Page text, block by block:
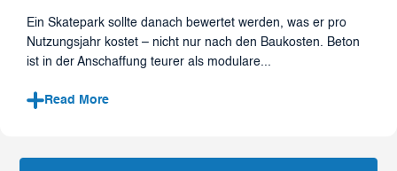
Ein Skatepark sollte danach bewertet werden, was er pro
Nutzungsjahr kostet – nicht nur nach den Baukosten. Beton
ist in der Anschaffung teurer als modulare...
Read More